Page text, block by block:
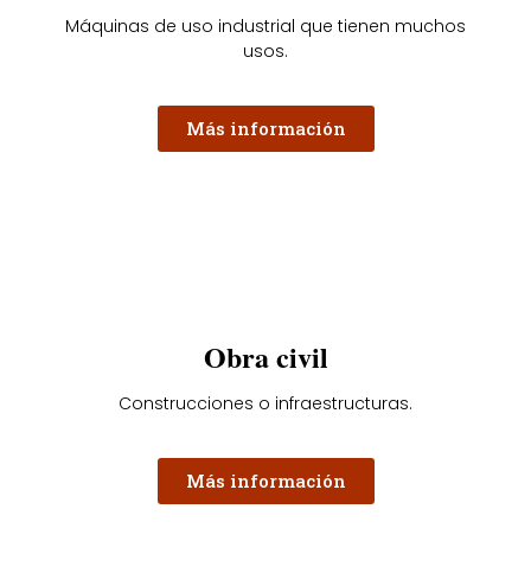
Máquinas de uso industrial que tienen muchos
usos.
Más información
Obra civil
Construcciones o infraestructuras.
Más información